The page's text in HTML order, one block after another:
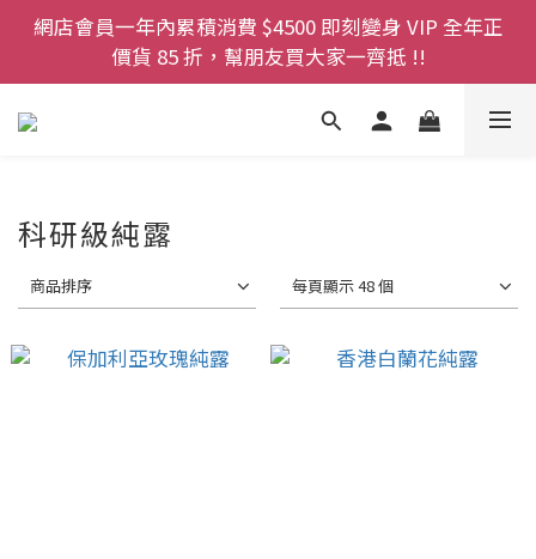
登記成為網店會員，即送$50購物金即刻用!!
首次購買 啤酒花咖啡因洗髮液 享8折優惠 不限購買量
網店會員一年內累積消費 $4500 即刻變身 VIP 全年正
價貨 85 折，幫朋友買大家一齊抵 !!
今期優惠!! 濕疹救星 濕疹專用噴霧 買一枝送一件 50克
裝 濕疹舒敏膏   幼兒適用
首次購買 啤酒花咖啡因洗髮液 享8折優惠 不限購買量
科研級純露
商品排序 每頁顯示 48 個